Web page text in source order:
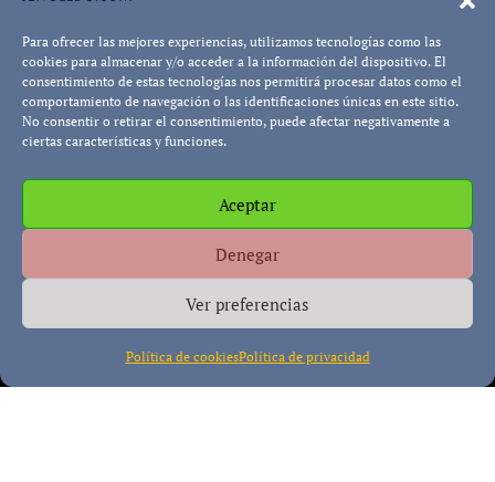
Para ofrecer las mejores experiencias, utilizamos tecnologías como las
cookies para almacenar y/o acceder a la información del dispositivo. El
consentimiento de estas tecnologías nos permitirá procesar datos como el
comportamiento de navegación o las identificaciones únicas en este sitio.
No consentir o retirar el consentimiento, puede afectar negativamente a
ciertas características y funciones.
Aceptar
Denegar
Ver preferencias
Política de cookiesPolítica de privacidad
Pablo Blanco Leer
Responsabilidad
Copyright © All rights reserved|Paper News
Themeansar.